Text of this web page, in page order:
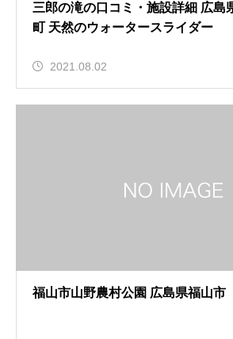
三郎の滝の口コミ・施設詳細 広島
町 天然のウォータースライダー
2021.08.02
福山市山野農村公園 広島県福山市